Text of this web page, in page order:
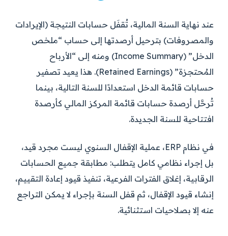
عند نهاية السنة المالية، تُقفَل حسابات النتيجة (الإيرادات
والمصروفات) بترحيل أرصدتها إلى حساب “ملخص
الدخل” (Income Summary) ومنه إلى “الأرباح
المُحتجزة” (Retained Earnings). هذا يعيد تصفير
حسابات قائمة الدخل استعدادًا للسنة التالية، بينما
تُرحَّل أرصدة حسابات قائمة المركز المالي كأرصدة
افتتاحية للسنة الجديدة.
في نظام ERP، عملية الإقفال السنوي ليست مجرد قيد،
بل إجراء نظامي كامل يتطلب: مطابقة جميع الحسابات
الرقابية، إغلاق الفترات الفرعية، تنفيذ قيود إعادة التقييم،
إنشاء قيود الإقفال، ثم قفل السنة بإجراء لا يمكن التراجع
عنه إلا بصلاحيات استثنائية.